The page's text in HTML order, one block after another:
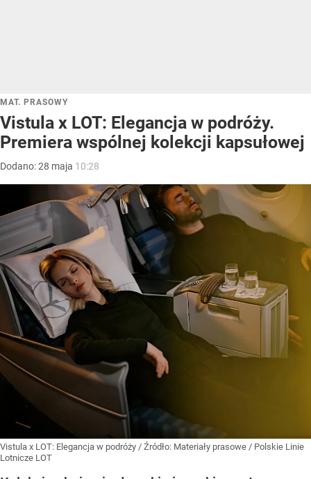
MAT. PRASOWY
Vistula x LOT: Elegancja w podróży.
Premiera wspólnej kolekcji kapsułowej
Dodano:28 maja 10:28
Vistula x LOT: Elegancja w podróży / Źródło: Materiały prasowe / Polskie Linie
Lotnicze LOT